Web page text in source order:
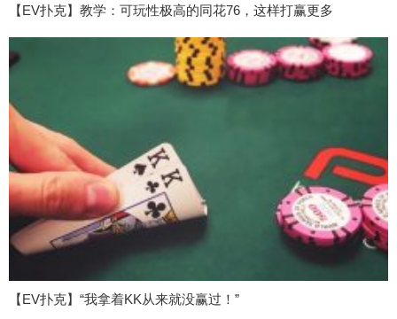
【EV扑克】教学：可玩性极高的同花76，这样打赢更多
【EV扑克】“我拿着KK从来就没赢过！”